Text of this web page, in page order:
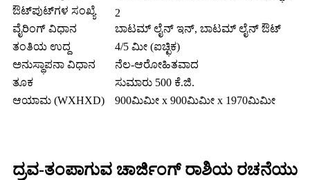
ಔಟ್‌ಪುಟ್‌ಗಳ ಸಂಖ್ಯೆ
2
ವೈರಿಂಗ್ ವಿಧಾನ
ಬಾಟಮ್ ಲೈನ್ ಇನ್, ಬಾಟಮ್ ಲೈನ್ ಔಟ್
ತಂತಿಯ ಉದ್ದ
4/5 ಮೀ (ಐಚ್ಛಿಕ)
ಅನುಸ್ಥಾಪನಾ ವಿಧಾನ
ನೆಲ-ಆರೋಹಿತವಾದ
ತೂಕ
ಸುಮಾರು 500 ಕೆ.ಜಿ.
ಆಯಾಮ (WXHXD)
900ಮಿಮೀ x 900ಮಿಮೀ x 1970ಮಿಮೀ
ದ್ರವ-ತಂಪಾಗುವ ಚಾರ್ಜಿಂಗ್ ರಾಶಿಯ ರಚನೆಯು